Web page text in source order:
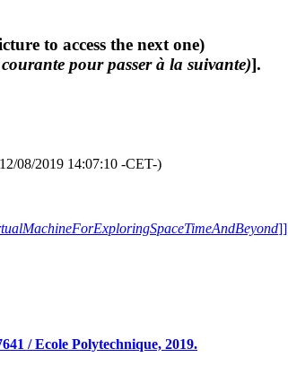
to access the next one)
pour passer à la suivante)].
08/2019 14:07:10 -CET-)
]]
/ Ecole Polytechnique, 2019.